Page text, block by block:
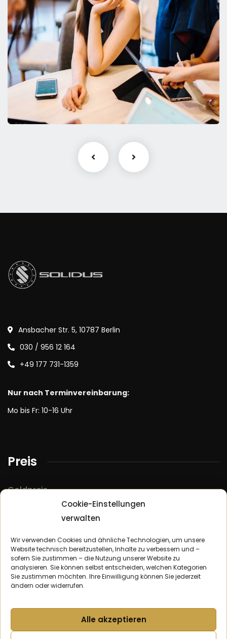
Cookie-Einstellungen
verwalten
Wir verwenden Cookies und ähnliche Technologien, um unsere
Website technisch bereitzustellen, Inhalte zu verbessern und –
sofern Sie zustimmen – die Nutzung unserer Website zu
analysieren. Sie können selbst entscheiden, welchen Kategorien
Sie zustimmen möchten. Ihre Einwilligung können Sie jederzeit
ändern oder widerrufen.
Alle akzeptieren
Business Growth
Coaching
Ansbacher Str. 5, 10787 Berlin
030 / 956 12 164
+49 177 731-1359
Nur nach Terminvereinbarung:
Mo bis Fr: 10-16 Uhr
Preis
Goldpreis
Palladiumpreis
Ankauf
Silberankauf Berlin
Platinankauf Berlin